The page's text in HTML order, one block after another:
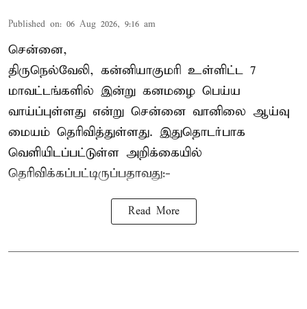
Published on: 06 Aug 2026, 9:16 am
சென்னை,
திருநெல்வேலி, கன்னியாகுமரி உள்ளிட்ட 7
மாவட்டங்களில் இன்று கனமழை பெய்ய
வாய்ப்புள்ளது என்று சென்னை வானிலை ஆய்வு
மையம் தெரிவித்துள்ளது. இதுதொடர்பாக
வெளியிடப்பட்டுள்ள அறிக்கையில்
தெரிவிக்கப்பட்டிருப்பதாவது:-
Read More